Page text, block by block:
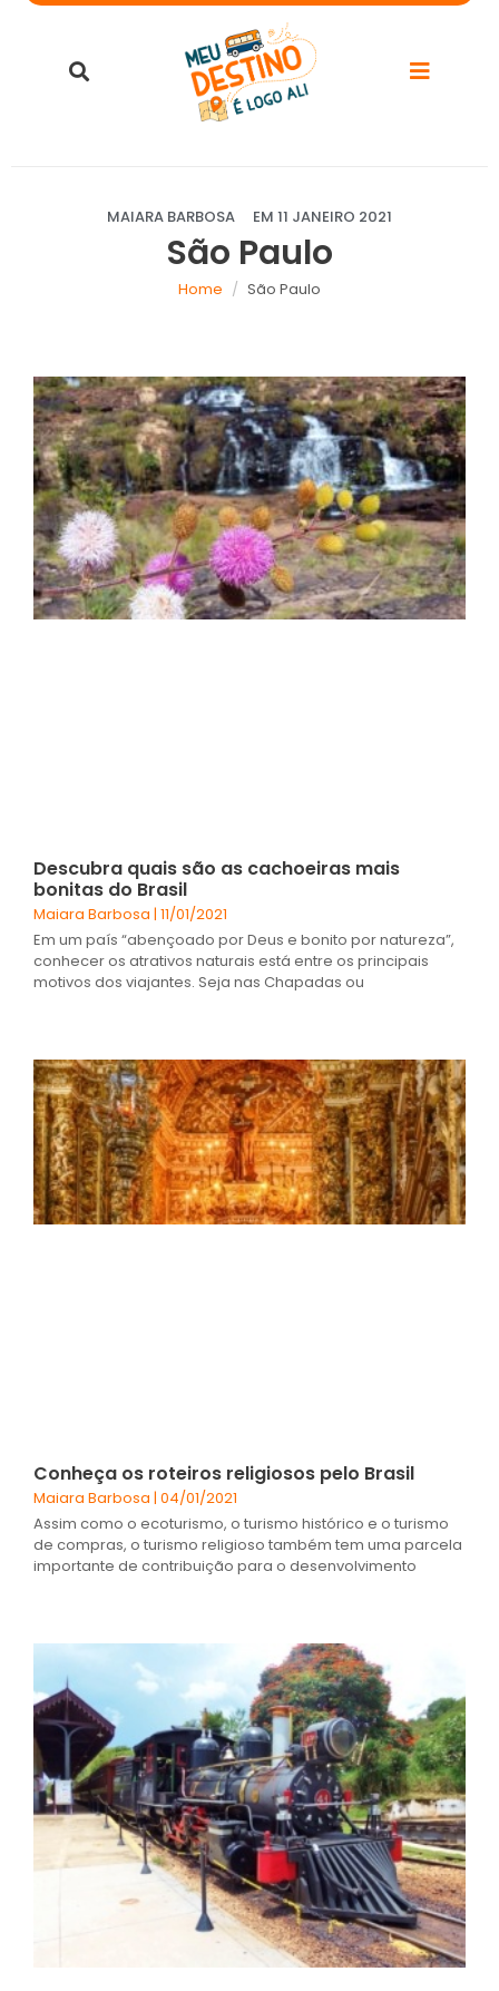
MAIARA BARBOSA EM 11 JANEIRO 2021
São Paulo
Home São Paulo
Descubra quais são as cachoeiras mais
bonitas do Brasil
Maiara Barbosa 11/01/2021
Em um país “abençoado por Deus e bonito por natureza”,
conhecer os atrativos naturais está entre os principais
motivos dos viajantes. Seja nas Chapadas ou
Conheça os roteiros religiosos pelo Brasil
Maiara Barbosa 04/01/2021
Assim como o ecoturismo, o turismo histórico e o turismo
de compras, o turismo religioso também tem uma parcela
importante de contribuição para o desenvolvimento